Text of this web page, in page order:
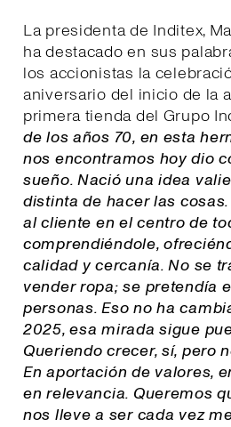
La presidenta de Inditex,
ha destacado en sus
los accionistas la
aniversario del inicio de la
primera tienda del Grupo
de los años 70, en esta
nos encontramos hoy dio
sueño. Nació una idea
distinta de hacer las
al cliente en el centro de
comprendiéndole,
calidad y cercanía. No se
vender ropa; se pretendía
personas. Eso no ha
2025, esa mirada sigue
Queriendo crecer, sí, pero
En aportación de valores,
en relevancia. Queremos
nos lleve a ser cada vez